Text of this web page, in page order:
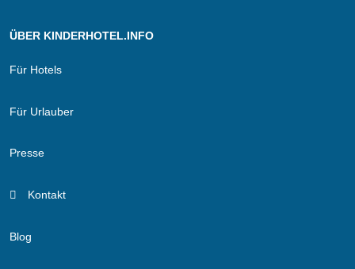
ÜBER KINDERHOTEL.INFO
Für Hotels
Für Urlauber
Presse
Kontakt
Blog